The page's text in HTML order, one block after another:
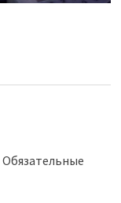
Обязательные